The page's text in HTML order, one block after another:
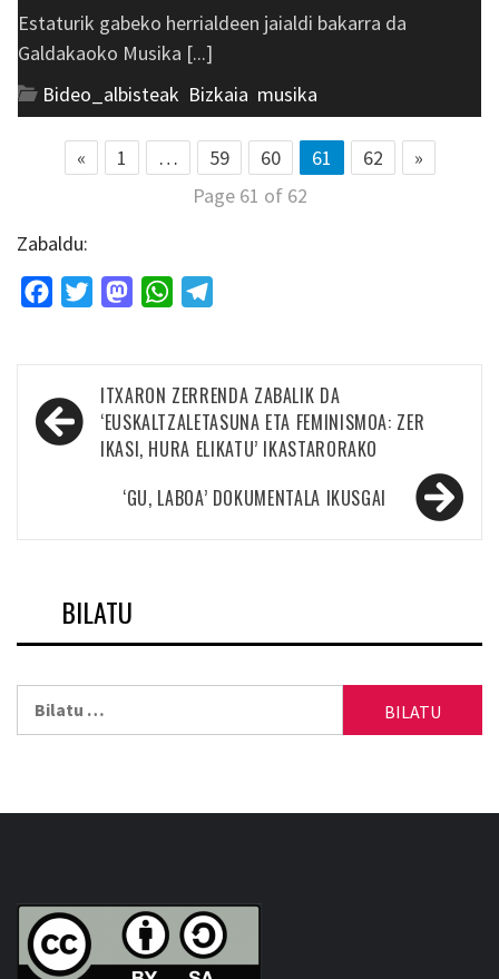
Estaturik gabeko herrialdeen jaialdi bakarra da
Galdakaoko Musika [...]
Bideo_albisteak Bizkaia musika
« 1 … 59 60 61 62
»
Page 61 of 62
Zabaldu:
FacebookTwitterMastodonWhatsApp
Bidalketetan
zehar
nabigatu
ITXARON ZERRENDA ZABALIK DA
‘EUSKALTZALETASUNA ETA FEMINISMOA: ZER
IKASI, HURA ELIKATU’ IKASTARORAKO
‘GU, LABOA’ DOKUMENTALA IKUSGAI
BILATU